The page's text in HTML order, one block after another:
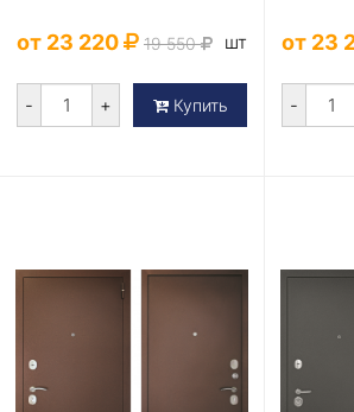
от 23 220 19 550 шт
- + Купить
от 23
-